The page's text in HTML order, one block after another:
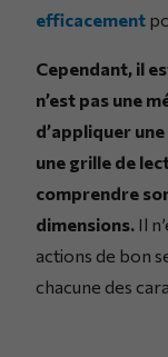
efficacement
Cependant, il
n’est pas une
d’appliquer
une grille de
comprendre
dimensions. Il
actions de bon
chacune des